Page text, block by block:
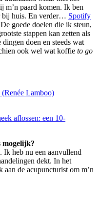
m’n paard komen. Ik ben
bij huis. En verder… Spotify
goede doelen die ik steun,
stappen kan zetten als
doen en steeds wat
ook wel wat koffie to go
(Renée Lamboo)
aflossen: een 10-
mogelijk?
Ik heb nu een aanvullend
dekt. In het
aan de acupuncturist om m’n